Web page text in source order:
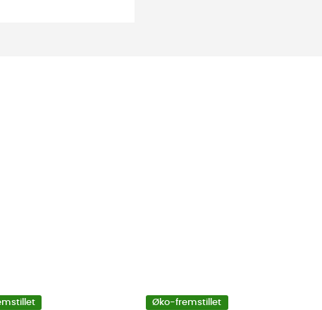
Øko-fremstillet